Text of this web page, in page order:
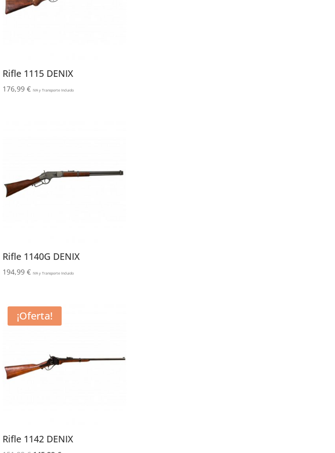
Rifle 1115 DENIX
176,99 € IVA y Transporte Incluido
Rifle 1140G DENIX
194,99 € IVA y Transporte Incluido
¡Oferta!
Rifle 1142 DENIX